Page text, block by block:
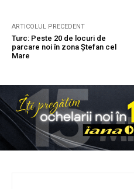
ARTICOLUL PRECEDENT
Turc: Peste 20 de locuri de
parcare noi în zona Ștefan cel
Mare